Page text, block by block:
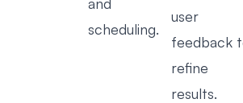
scheduling.
user
feedback
refine
results.